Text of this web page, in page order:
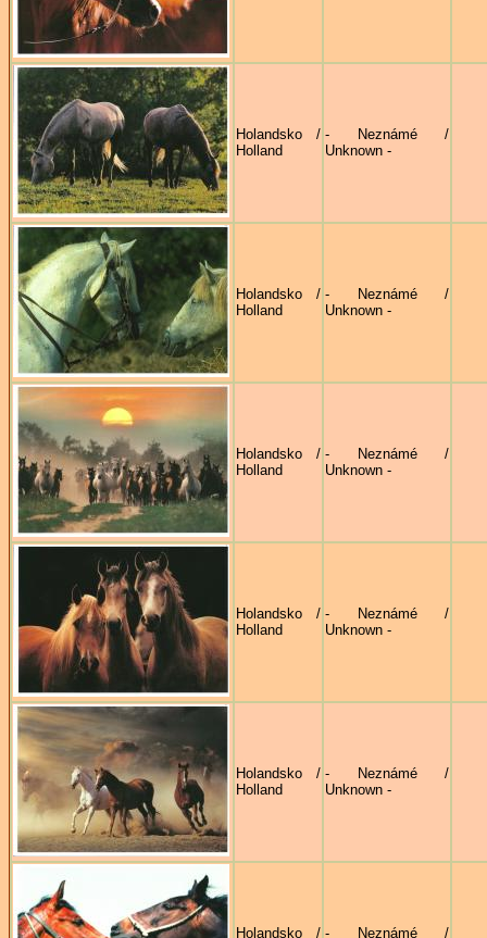
Holandsko /
Holland
- Neznámé /
Unknown -
Holandsko /
Holland
- Neznámé /
Unknown -
Holandsko /
Holland
- Neznámé /
Unknown -
Holandsko /
Holland
- Neznámé /
Unknown -
Holandsko /
Holland
- Neznámé /
Unknown -
Holandsko / - Neznámé /